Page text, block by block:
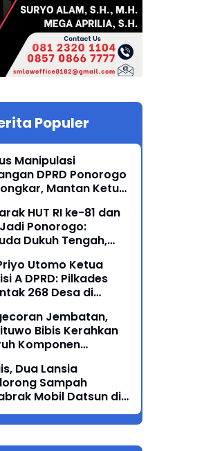
Populer
Manipulasi
DPRD Ponorogo
Mantan Ketua
Kejari
HUT RI ke-81 dan
Ponorogo:
Dukuh Tengah,
Gajahan, Lintas
Menyatu dalam
Utomo Ketua
A DPRD: Pilkades
268 Desa di
Jembatan,
Bibis Kerahkan
Komponen
Bulu Lor
Dua Lansia
Sampah
Mobil Datsun di
Satu Meninggal
Satu Luka-Luka